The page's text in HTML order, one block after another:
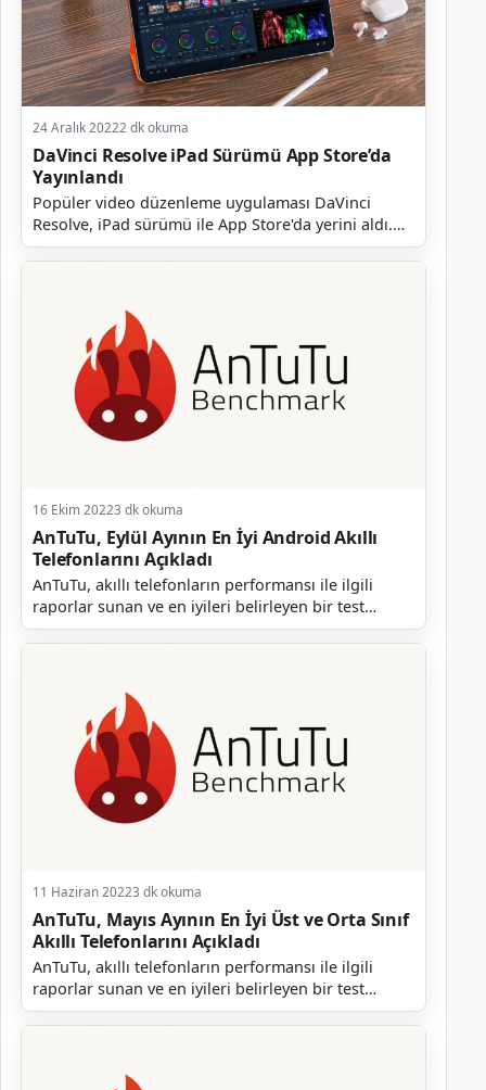
24 Aralık 20222 dk okuma
DaVinci Resolve iPad Sürümü App Store’da
Yayınlandı
Popüler video düzenleme uygulaması DaVinci
Resolve, iPad sürümü ile App Store'da yerini aldı.
DaVinci Resolve for iPad ismiyle yayınlanan
uygulama, pr...
16 Ekim 20223 dk okuma
AnTuTu, Eylül Ayının En İyi Android Akıllı
Telefonlarını Açıkladı
AnTuTu, akıllı telefonların performansı ile ilgili
raporlar sunan ve en iyileri belirleyen bir test
platformudur. Şirket her ay olduğu gibi geçtiğimiz...
11 Haziran 20223 dk okuma
AnTuTu, Mayıs Ayının En İyi Üst ve Orta Sınıf
Akıllı Telefonlarını Açıkladı
AnTuTu, akıllı telefonların performansı ile ilgili
raporlar sunan ve en iyileri belirleyen bir test
platformudur. Şirket her ay olduğu gibi geçtiğimiz...